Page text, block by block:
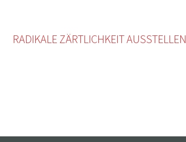
RADIKALE ZÄRTLICHKEIT AUSSTELLEN